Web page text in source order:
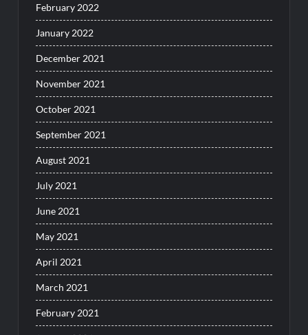
February 2022
January 2022
December 2021
November 2021
October 2021
September 2021
August 2021
July 2021
June 2021
May 2021
April 2021
March 2021
February 2021